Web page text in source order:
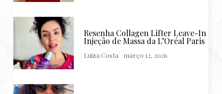
Resenha Collagen Lifter Leave-In
Injeção de Massa da L’Oréal Paris
Luiza Costa março 12, 2026